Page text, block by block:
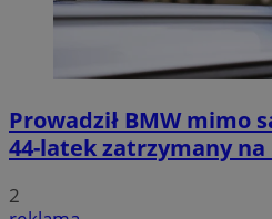
Prowadził BMW mimo
44-latek zatrzymany na
2